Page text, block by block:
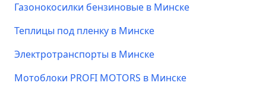
Газонокосилки бензиновые в Минске
Теплицы под пленку в Минске
Электротранспорты в Минске
Мотоблоки PROFI MOTORS в Минске